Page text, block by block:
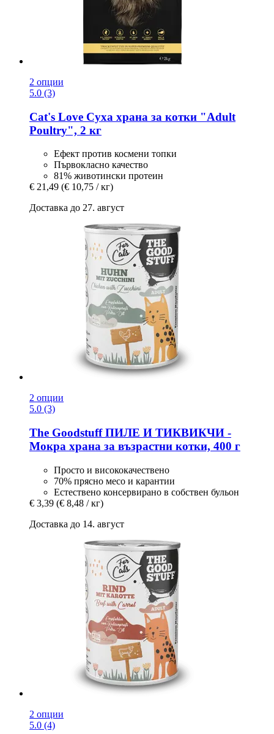
2 опции
5.0 (3)
Cat's Love Суха храна за котки "Adult
Poultry", 2 кг
Ефект против космени топки
Първокласно качество
81% животински протеин
€ 21,49 (€ 10,75 / кг)
Доставка до 27. август
2 опции
5.0 (3)
The GoodstuffПИЛЕ И ТИКВИКЧИ -​
Мокра храна за възрастни котки, 400 г
Просто и висококачествено
70% прясно месо и карантии
Естествено консервирано в собствен бульон
€ 3,39 (€ 8,48 / кг)
Доставка до 14. август
2 опции
5.0 (4)